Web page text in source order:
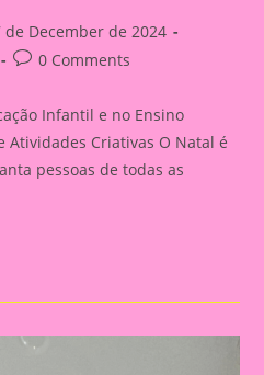
de December de 2024
Post0 Comments
Infantil e no Ensino
Criativas O Natal é
pessoas de todas as